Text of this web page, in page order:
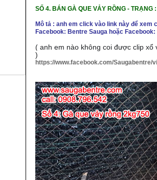
SỐ 4. BÁN GÀ QUE VẢY RỒNG - TRẠNG
Mô tả : anh em click vào link này để
Facebook: Bentre Sauga hoặc Facebook:
( anh em nào không coi được clip xổ
)
https://www.facebook.com/Saugabentre/